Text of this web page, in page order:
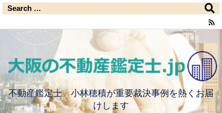
不動産鑑定士 小林穂積が重要裁決事例を熱くお届
けします